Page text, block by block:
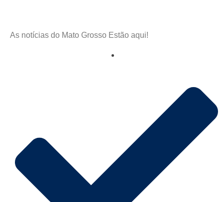
As notícias do Mato Grosso Estão aqui!